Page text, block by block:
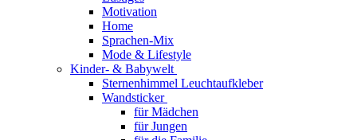
Motivation
Home
Sprachen-Mix
Mode & Lifestyle
Kinder- & Babywelt
Sternenhimmel Leuchtaufkleber
Wandsticker
für Mädchen
für Jungen